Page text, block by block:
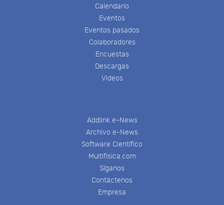
Calendario
Eventos
Eventos pasados
Colaboradores
Encuestas
Descargas
Videos
Addlink e-News
Archivo e-News
Software Científico
Multifisica.com
Síganos
Contáctenos
Empresa